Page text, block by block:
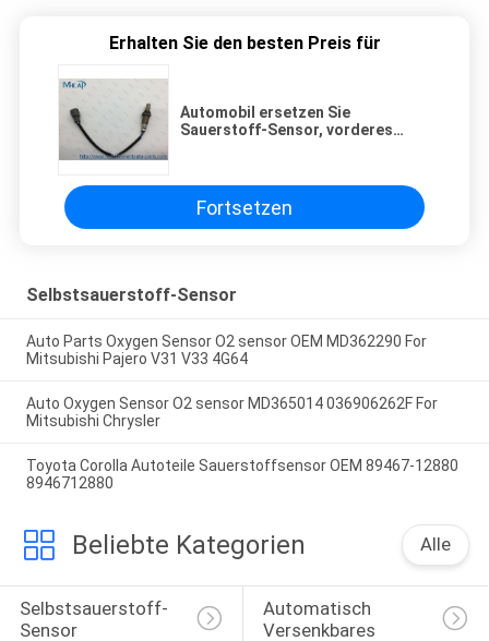
Erhalten Sie den besten Preis für
Automobil ersetzen Sie
Sauerstoff-Sensor, vorderes
Fortsetzen
Selbstsauerstoff-Sensor
Auto Parts Oxygen Sensor O2 sensor OEM MD362290 For
Mitsubishi Pajero V31 V33 4G64
Auto Oxygen Sensor O2 sensor MD365014 036906262F For
Mitsubishi Chrysler
Toyota Corolla Autoteile Sauerstoffsensor OEM 89467-12880
8946712880
Beliebte Kategorien Alle
Selbstsauerstoff-
Sensor
Automatisch
Versenkbares